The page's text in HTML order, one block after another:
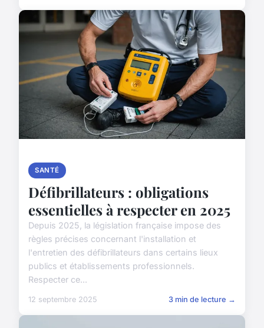
SANTÉ
Défibrillateurs : obligations
essentielles à respecter en 2025
Depuis 2025, la législation française impose des
règles précises concernant l'installation et
l'entretien des défibrillateurs dans certains lieux
publics et établissements professionnels.
Respecter ce...
12 septembre 2025 3 min de lecture →